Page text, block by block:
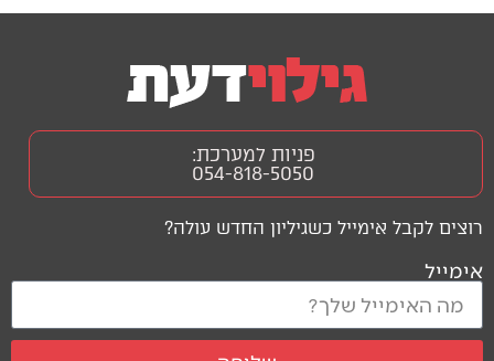
רוצים לקבל אימייל כשגיליון החדש עולה?
אימייל
פניות למערכת:
054-818-5050